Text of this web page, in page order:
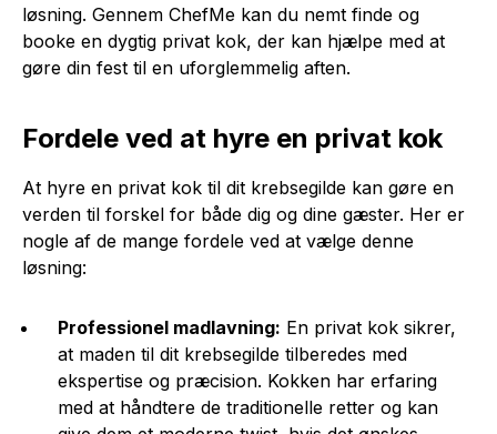
løsning. Gennem ChefMe kan du nemt finde og
booke en dygtig privat kok, der kan hjælpe med at
gøre din fest til en uforglemmelig aften.
Fordele ved at hyre en privat kok
At hyre en privat kok til dit krebsegilde kan gøre en
verden til forskel for både dig og dine gæster. Her er
nogle af de mange fordele ved at vælge denne
løsning:
Professionel madlavning: En privat kok sikrer,
at maden til dit krebsegilde tilberedes med
ekspertise og præcision. Kokken har erfaring
med at håndtere de traditionelle retter og kan